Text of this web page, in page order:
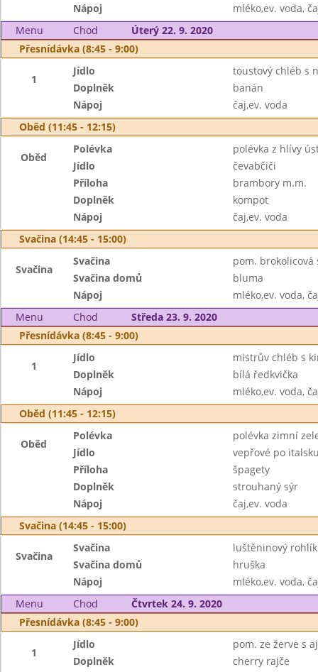
Nápoj
mléko,ev. voda,
Menu
Chod
Úterý 22. 9. 2020
Přesnídávka (8:45 - 9:00)
1
Jídlo
toustový chléb s
Doplněk
banán
Nápoj
čaj,ev. voda
Oběd (11:45 - 12:15)
Oběd
Polévka
polévka z hlívy
Jídlo
čevabčiči
Příloha
brambory m.m.
Doplněk
kompot
Nápoj
čaj,ev. voda
Svačina (14:45 - 15:00)
Svačina
Svačina
pom. brokolicová
Svačina domů
bluma
Nápoj
mléko,ev. voda,
Menu
Chod
Středa 23. 9. 2020
Přesnídávka (8:45 - 9:00)
1
Jídlo
mistrův chléb s
Doplněk
bílá ředkvička
Nápoj
mléko,ev. voda,
Oběd (11:45 - 12:15)
Oběd
Polévka
polévka zimní
Jídlo
vepřové po
Příloha
špagety
Doplněk
strouhaný sýr
Nápoj
čaj,ev. voda
Svačina (14:45 - 15:00)
Svačina
Svačina
luštěninový
Svačina domů
hruška
Nápoj
mléko,ev. voda,
Menu
Chod
Čtvrtek 24. 9. 2020
Přesnídávka (8:45 - 9:00)
1
Jídlo
pom. ze žerve s
Doplněk
cherry rajče